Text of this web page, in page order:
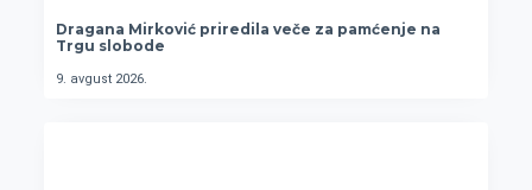
Dragana Mirković priredila veče za pamćenje na
Trgu slobode
9. avgust 2026.